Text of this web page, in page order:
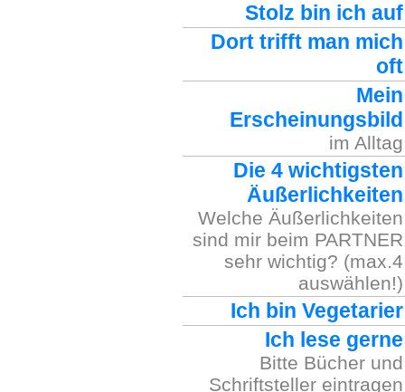
Stolz bin ich auf
Dort trifft man mich
oft
Mein
Erscheinungsbild
im Alltag
Die 4 wichtigsten
Äußerlichkeiten
Welche Äußerlichkeiten
sind mir beim PARTNER
sehr wichtig? (max.4
auswählen!)
Ich bin Vegetarier
Ich lese gerne
Bitte Bücher und
Schriftsteller eintragen